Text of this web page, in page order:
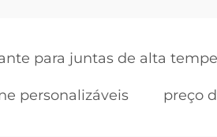
para juntas de alta
personalizáveis preço